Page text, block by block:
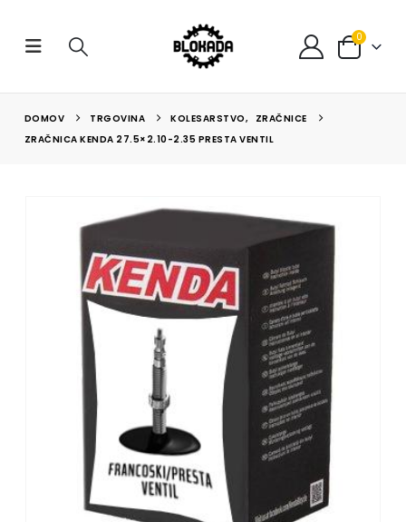
0
DOMOV TRGOVINA KOLESARSTVO,
ZRAČNICE
ZRAČNICA KENDA 27.5×2.10-2.35 PRESTA VENTIL